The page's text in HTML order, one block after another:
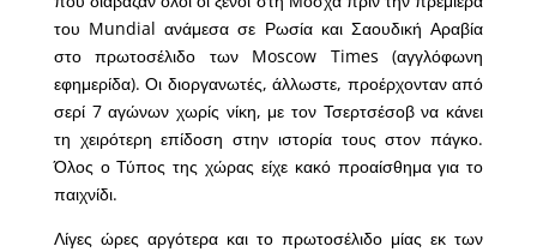
του Mundial ανάμεσα σε Ρωσία και Σαουδική Αραβία
στο πρωτοσέλιδο των Moscow Times (αγγλόφωνη
εφημερίδα). Οι διοργανωτές, άλλωστε, προέρχονταν από
σερί 7 αγώνων χωρίς νίκη, με τον Τσερτσέσοβ να κάνει
τη χειρότερη επίδοση στην ιστορία τους στον πάγκο.
Όλος ο Τύπος της χώρας είχε κακό προαίσθημα για το
παιχνίδι.
Λίγες ώρες αργότερα και το πρωτοσέλιδο μίας εκ των